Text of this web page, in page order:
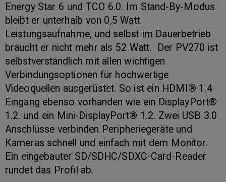
Energy Star 6 und TCO 6.0. Im Stand-By-Modus
bleibt er unterhalb von 0,5 Watt
Leistungsaufnahme, und selbst im Dauerbetrieb
braucht er nicht mehr als 52 Watt. Der PV270 ist
selbstverständlich mit allen wichtigen
Verbindungsoptionen für hochwertige
Videoquellen ausgerüstet. So ist ein HDMI® 1.4
Eingang ebenso vorhanden wie ein DisplayPort®
1.2. und ein Mini-DisplayPort® 1.2. Zwei USB 3.0
Anschlüsse verbinden Peripheriegeräte und
Kameras schnell und einfach mit dem Monitor.
Ein eingebauter SD/SDHC/SDXC-Card-Reader
rundet das Profil ab.